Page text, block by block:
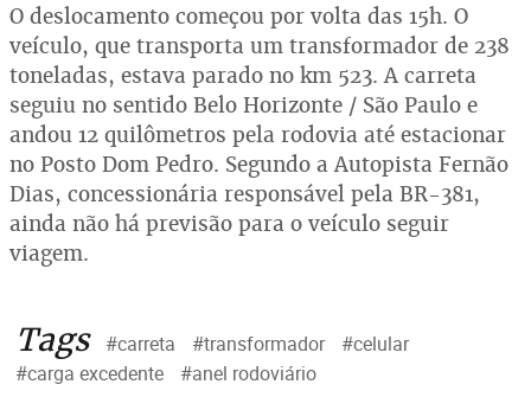
O deslocamento começou por volta das 15h. O
veículo, que transporta um transformador de 238
toneladas, estava parado no km 523. A carreta
seguiu no sentido Belo Horizonte / São Paulo e
andou 12 quilômetros pela rodovia até estacionar
no Posto Dom Pedro. Segundo a Autopista Fernão
Dias, concessionária responsável pela BR-381,
ainda não há previsão para o veículo seguir
viagem.
Tags #carreta #transformador
#celular
#carga excedente
#anel rodoviário